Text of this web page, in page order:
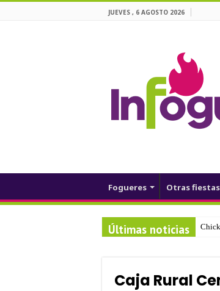
JUEVES , 6 AGOSTO 2026
Fogueres Otras fiestas
Últimas noticias
Caja Rural